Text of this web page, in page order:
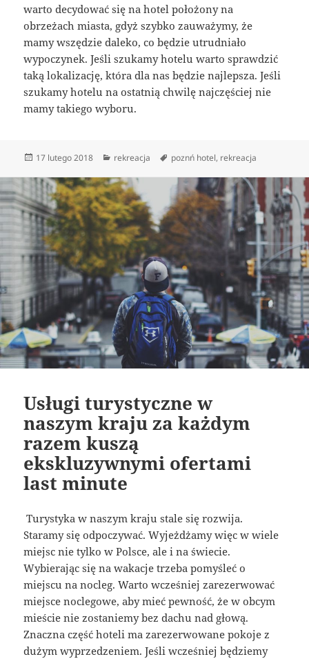
warto decydować się na hotel położony na
obrzeżach miasta, gdyż szybko zauważymy, że
mamy wszędzie daleko, co będzie utrudniało
wypoczynek. Jeśli szukamy hotelu warto sprawdzić
taką lokalizację, która dla nas będzie najlepsza. Jeśli
szukamy hotelu na ostatnią chwilę najczęściej nie
mamy takiego wyboru.
Data
17 lutego 2018 Kategorie
rekreacja Tagi
poznń hotel, rekreacja
Usługi turystyczne w
naszym kraju za każdym
razem kuszą
ekskluzywnymi ofertami
last minute
Turystyka w naszym kraju stale się rozwija.
Staramy się odpoczywać. Wyjeżdżamy więc w wiele
miejsc nie tylko w Polsce, ale i na świecie.
Wybierając się na wakacje trzeba pomyśleć o
miejscu na nocleg. Warto wcześniej zarezerwować
miejsce noclegowe, aby mieć pewność, że w obcym
mieście nie zostaniemy bez dachu nad głową.
Znaczna część hoteli ma zarezerwowane pokoje z
dużym wyprzedzeniem. Jeśli wcześniej będziemy